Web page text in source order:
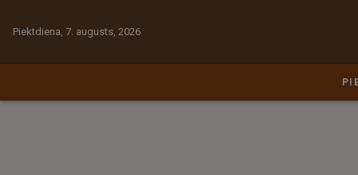
Piektdiena, 7. augusts, 2026